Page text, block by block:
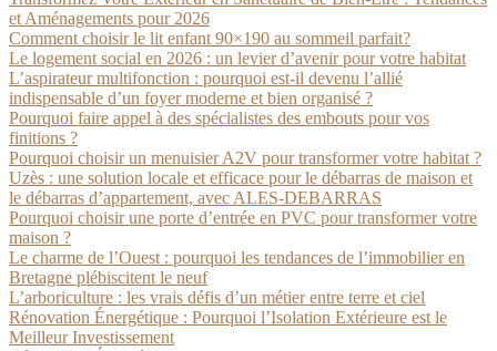
et Aménagements pour 2026
Comment choisir le lit enfant 90×190 au sommeil parfait?
Le logement social en 2026 : un levier d’avenir pour votre habitat
L’aspirateur multifonction : pourquoi est-il devenu l’allié
indispensable d’un foyer moderne et bien organisé ?
Pourquoi faire appel à des spécialistes des embouts pour vos
finitions ?
Pourquoi choisir un menuisier A2V pour transformer votre habitat ?
Uzès : une solution locale et efficace pour le débarras de maison et
le débarras d’appartement, avec ALES-DEBARRAS
Pourquoi choisir une porte d’entrée en PVC pour transformer votre
maison ?
Le charme de l’Ouest : pourquoi les tendances de l’immobilier en
Bretagne plébiscitent le neuf
L’arboriculture : les vrais défis d’un métier entre terre et ciel
Rénovation Énergétique : Pourquoi l’Isolation Extérieure est le
Meilleur Investissement